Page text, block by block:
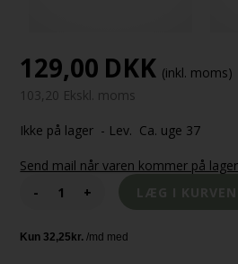
129,00 DKK (inkl. moms)
103,20 Ekskl. moms
Ikke på lager - Lev. Ca. uge 37
Send mail når varen kommer på
-
+